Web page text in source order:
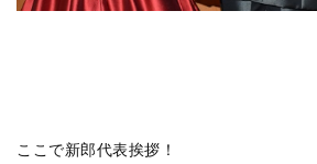
ここで新郎代表挨拶！